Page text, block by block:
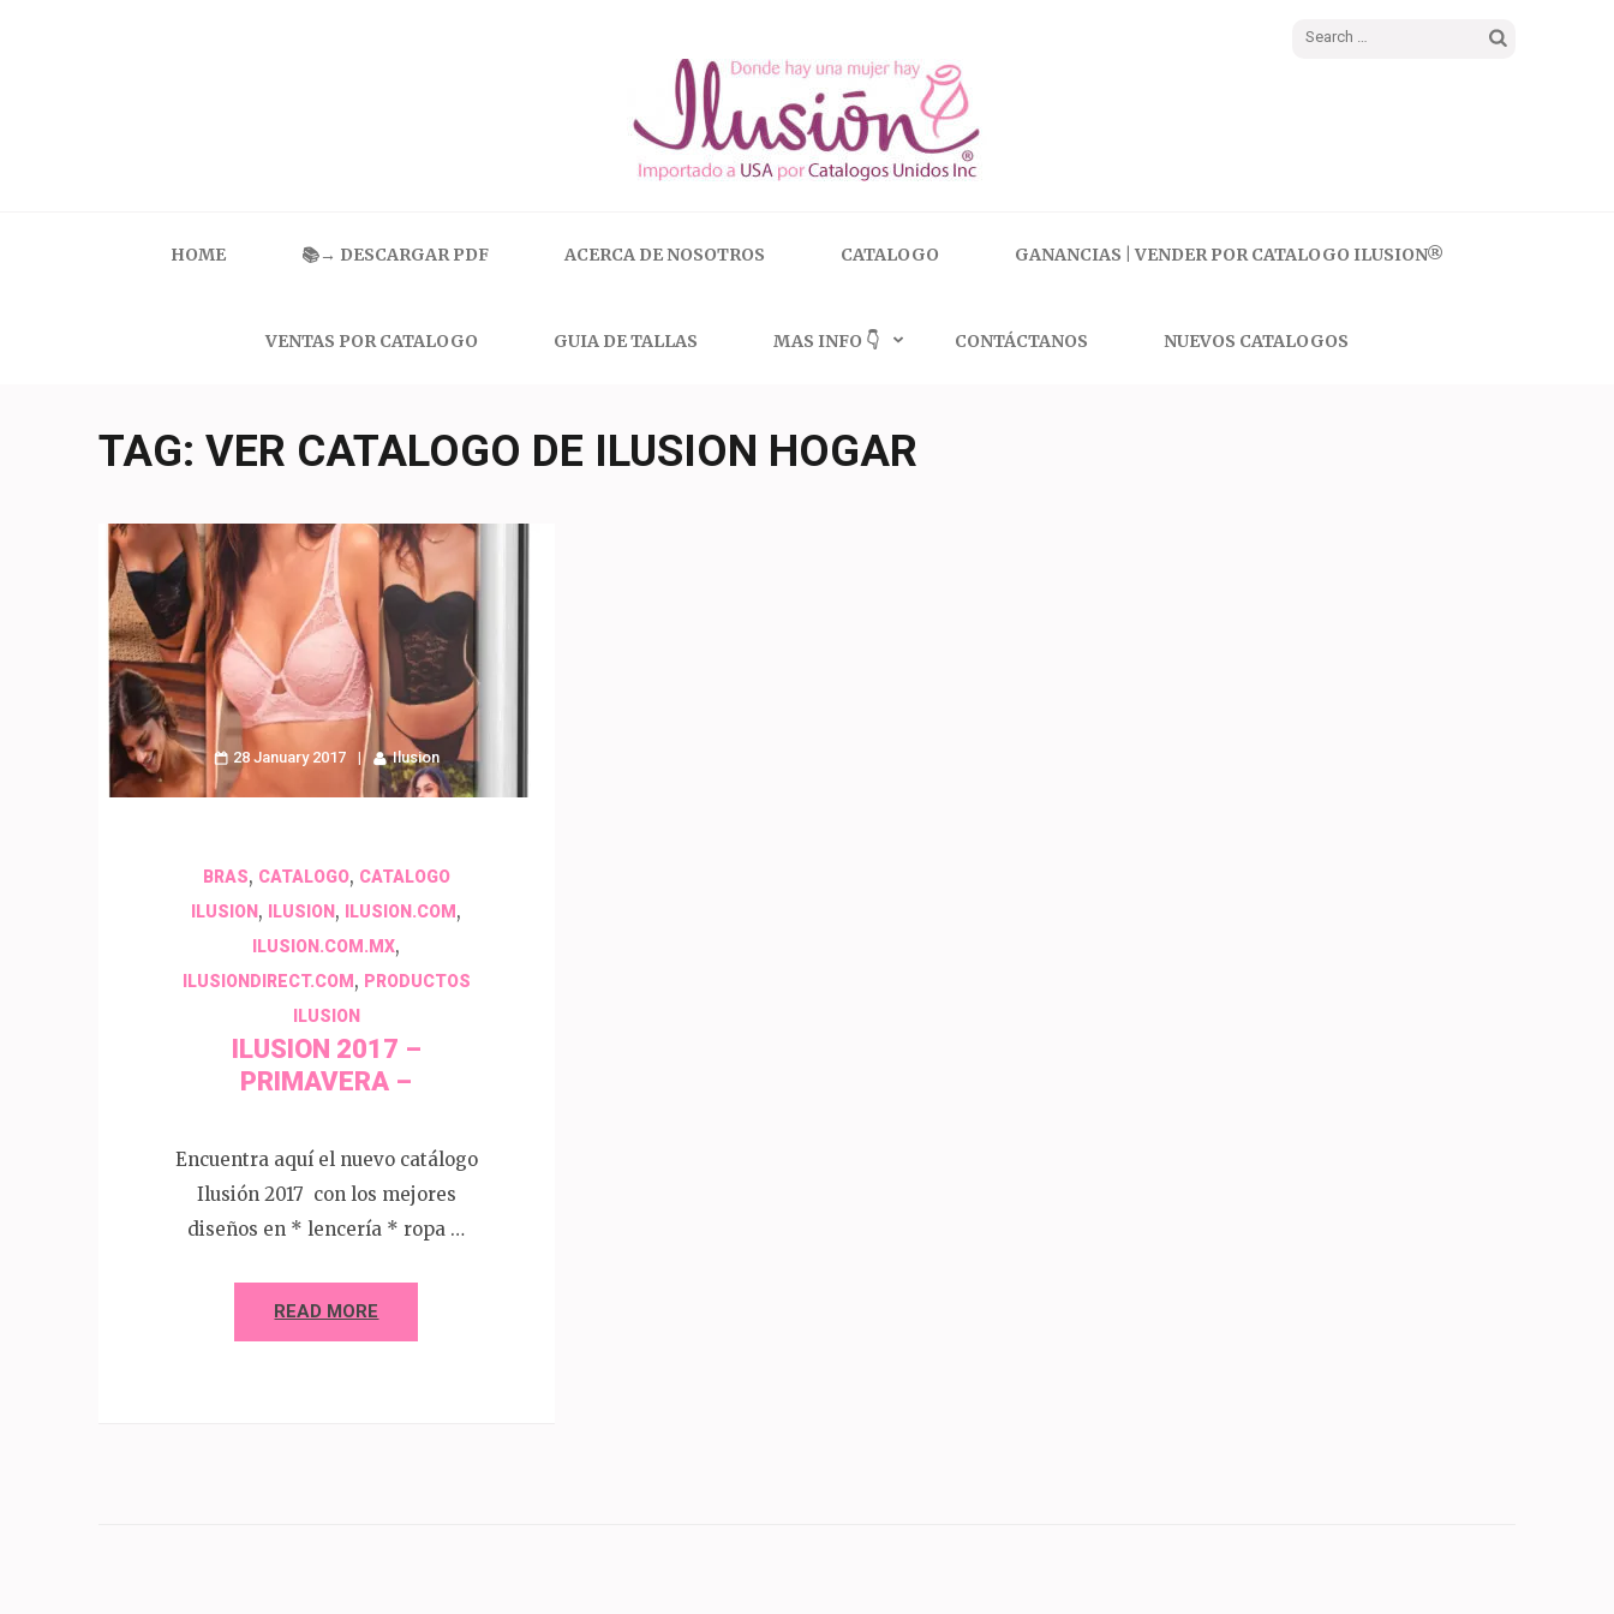
Search
HOME 📚→ DESCARGAR PDF ACERCA DE NOSOTROS CATALOGO GANANCIAS | VENDER POR CATALOGO ILUSION®
VENTAS POR CATALOGO GUIA DE TALLAS MAS INFO 👇 CONTÁCTANOS NUEVOS CATALOGOS
TAG: VER CATALOGO DE ILUSION HOGAR
28 January 2017 Ilusion
BRAS, CATALOGO, CATALOGO
ILUSION , ILUSION , ILUSION.COM ,
ILUSION.COM.MX,
ILUSIONDIRECT.COM , PRODUCTOS
ILUSION
ILUSION 2017 –
PRIMAVERA –
Encuentra aquí el nuevo catálogo
Ilusión 2017 con los mejores
diseños en * lencería * ropa …
READ MORE